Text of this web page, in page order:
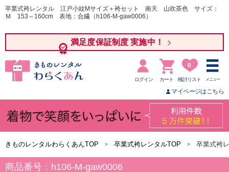
卒業式袴レンタル 江戸小紋Mサイズ＋袴セット 南天 山吹茶色 サイズ：
Ｍ 153～160cm 表地：合繊（h106-M-gaw0006）
満足度保証制度 実施中！
ログイン カート
0
検討リスト メニュー
マイページはこちら
きものレンタルわらくあんTOP 卒業式袴レンタルTOP 卒業式袴
商品番号：h106-M-gaw0006